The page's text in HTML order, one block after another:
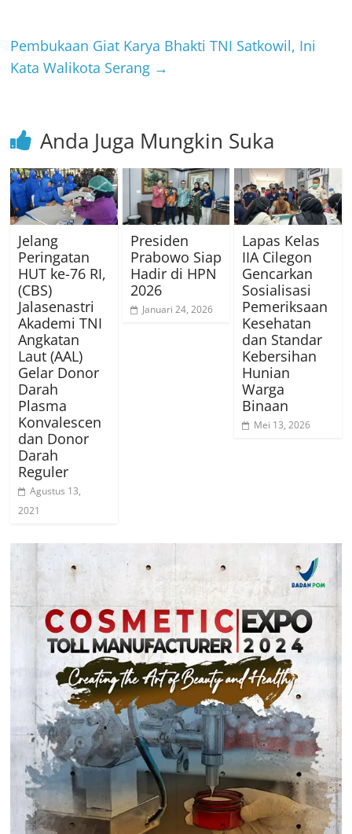
Pembukaan Giat Karya Bhakti TNI Satkowil, Ini
Kata Walikota Serang →
Anda Juga Mungkin Suka
Jelang
Peringatan
HUT ke-76 RI,
(CBS)
Jalasenastri
Akademi TNI
Angkatan
Laut (AAL)
Gelar Donor
Darah
Plasma
Konvalescen
dan Donor
Darah
Reguler
Agustus 13,
2021
Presiden
Prabowo Siap
Hadir di HPN
2026
Januari 24, 2026
Lapas Kelas
IIA Cilegon
Gencarkan
Sosialisasi
Pemeriksaan
Kesehatan
dan Standar
Kebersihan
Hunian
Warga
Binaan
Mei 13, 2026